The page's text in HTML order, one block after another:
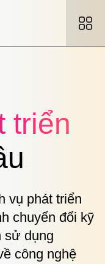
triển
vụ phát triển
chuyển đổi kỹ
sử dụng
công nghệ